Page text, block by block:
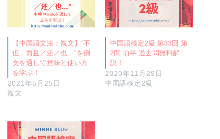
【中国語文法：複文】”不
但…而且／还／也…”を例
文を通して意味と使い方
を学ぶ！
2021年5月25日
複文
中国語検定2級 第33回 第
2問 前半 過去問無料解
説！
2020年11月29日
中国語検定2級